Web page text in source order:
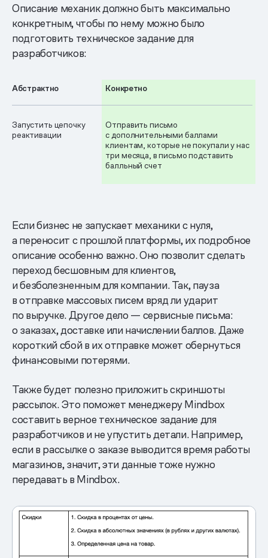
Описание механик должно быть максимально
конкретным, чтобы по нему можно было
подготовить техническое задание для
разработчиков:
Абстрактно Конкретно
Запустить цепочку
реактивации
Отправить письмо
с дополнительными баллами
клиентам, которые не покупали у нас
три месяца, в письмо подставить
балльный счет
Если бизнес не запускает механики с нуля,
а переносит с прошлой платформы, их подробное
описание особенно важно. Оно позволит сделать
переход бесшовным для клиентов,
и безболезненным для компании. Так, пауза
в отправке массовых писем вряд ли ударит
по выручке. Другое дело — сервисные письма:
о заказах, доставке или начислении баллов. Даже
короткий сбой в их отправке может обернуться
финансовыми потерями.
Также будет полезно приложить скриншоты
рассылок. Это поможет менеджеру Mindbox
составить верное техническое задание для
разработчиков и не упустить детали. Например,
если в рассылке о заказе выводится время работы
магазинов, значит, эти данные тоже нужно
передавать в Mindbox.